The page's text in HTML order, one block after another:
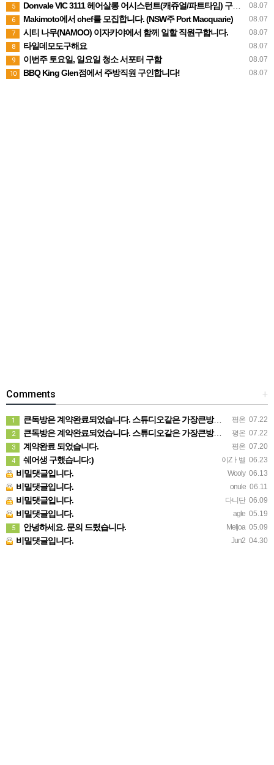
08.07
5 Donvale VIC 3111 헤어살롱 어시스턴트(캐쥬얼/파트타임) 구합니다
08.07
6 Makimoto에서 chef를 모집합니다. (NSW주 Port Macquarie)
08.07
7 시티 나무(NAMOO) 이자카야에서 함께 일할 직원구합니다.
08.07
8 타일데모도구해요
08.07
9 이번주 토요일, 일요일 청소 서포터 구함
08.07
10 BBQ King Glen점에서 주방직원 구인합니다!
+
Comments
평온 07.22
1 큰독방은 계약완료되었습니다. 스튜디오같은 가장큰방을 2인동시 또는 혼자서 큰독방으로도 즉시입주 가능합니다.
평온 07.22
2 큰독방은 계약완료되었습니다. 스튜디오같은 가장큰방을 2인동시 또는 혼자서 큰독방으로도 즉시입주 가능합니다.
평온 07.20
3 계약완료 되었습니다.
이Zㅏ벨 06.23
4 쉐어생 구했습니다:)
Wooly 06.13
비밀댓글입니다.
onule 06.11
비밀댓글입니다.
다니단 06.09
비밀댓글입니다.
agle 05.19
비밀댓글입니다.
Meljoa 05.09
5 안녕하세요. 문의 드렸습니다.
Jun2 04.30
비밀댓글입니다.